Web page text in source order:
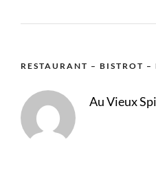
RESTAURANT – BISTROT –
Au Vieux